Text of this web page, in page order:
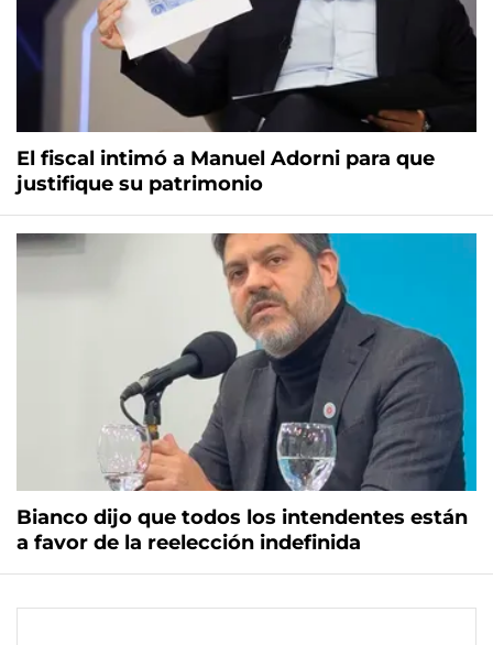
El fiscal intimó a Manuel Adorni para que
justifique su patrimonio
Bianco dijo que todos los intendentes están
a favor de la reelección indefinida